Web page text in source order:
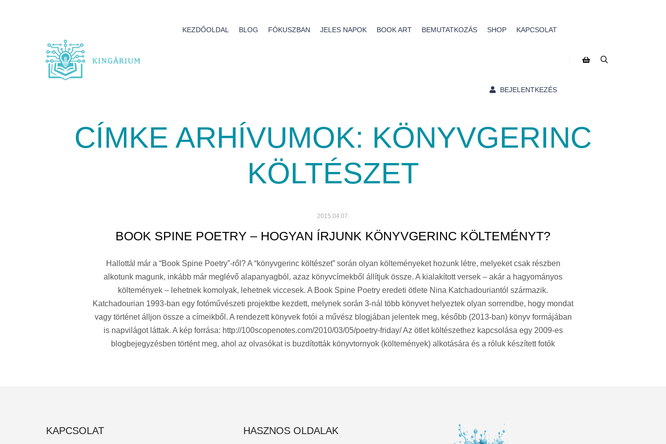
KEZDŐOLDAL BLOG FÓKUSZBAN JELES NAPOK BOOK ART BEMUTATKOZÁS SHOP KAPCSOLAT
BEJELENTKEZÉS
CÍMKE ARHÍVUMOK: KÖNYVGERINC
KÖLTÉSZET
2015.04.07.
BOOK SPINE POETRY – HOGYAN ÍRJUNK KÖNYVGERINC KÖLTEMÉNYT?
Hallottál már a “Book Spine Poetry”-ről? A “könyvgerinc költészet” során olyan költeményeket hozunk létre, melyeket csak részben
alkotunk magunk, inkább már meglévő alapanyagból, azaz könyvcímekből állítjuk össze. A kialakított versek – akár a hagyományos
költemények – lehetnek komolyak, lehetnek viccesek. A Book Spine Poetry eredeti ötlete Nina Katchadouriantól származik.
Katchadourian 1993-ban egy fotóművészeti projektbe kezdett, melynek során 3-nál több könyvet helyeztek olyan sorrendbe, hogy mondat
vagy történet álljon össze a címeikből. A rendezett könyvek fotói a művész blogjában jelentek meg, később (2013-ban) könyv formájában
is napvilágot láttak. A kép forrása: http://100scopenotes.com/2010/03/05/poetry-friday/ Az ötlet költészethez kapcsolása egy 2009-es
blogbejegyzésben történt meg, ahol az olvasókat is buzdították könyvtornyok (költemények) alkotására és a róluk készített fotók
KAPCSOLAT HASZNOS OLDALAK